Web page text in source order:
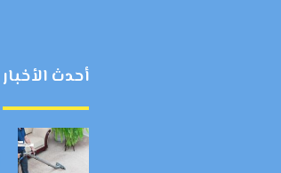
أحدث الأخبار